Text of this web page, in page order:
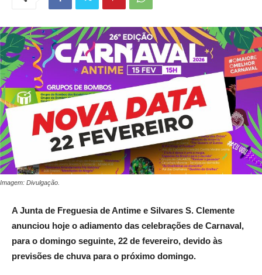
Imagem: Divulgação.
A Junta de Freguesia de Antime e Silvares S. Clemente
anunciou hoje o adiamento das celebrações de Carnaval,
para o domingo seguinte, 22 de fevereiro, devido às
previsões de chuva para o próximo domingo.